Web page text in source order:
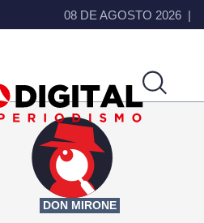
08 DE AGOSTO 2026
DON MIRONE